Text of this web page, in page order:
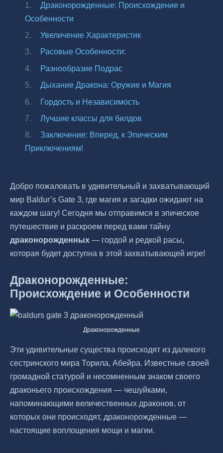
Драконорожденные: Происхождение и
Особенности
Увеличение Характеристик
Расовые Особенности:
Разнообразие Подрас
Дыхание Дракона: Оружие и Магия
Гордость и Независимость
Лучшие классы для билдов
Заключение: Вперед, к Эпическим
Приключениям!
Добро пожаловать в удивительный и захватывающий
мир Baldur’s Gate 3, где магия и загадки ожидают на
каждом шагу! Сегодня мы отправимся в эпическое
путешествие и раскроем перед вами тайну
драконорожденных — гордой и редкой расы,
которая будет доступна в этой захватывающей игре!
Драконорожденные:
Происхождение и Особенности
Драконорожденные
Эти удивительные существа происходят из далекого
сестринского мира Торила, Абейра. Известные своей
громадной статурой и несомненным знаком своего
драконьего происхождения — чешуйками,
напоминающими величественных драконов, от
которых они происходят, драконорожденные —
настоящие воплощения мощи и магии.